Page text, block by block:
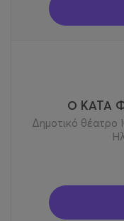
Ο ΚΑΤΑ
Δημοτικό θέατρο